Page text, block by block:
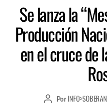
Se lanza la
Producción
en el cruce de
Por